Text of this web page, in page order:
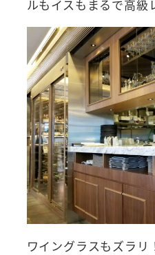
ルもイスもまるで高級
ワイングラスもズラ